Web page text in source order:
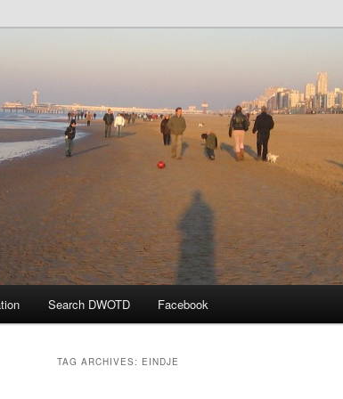
the Day
Search DWOTD Facebook
TAG ARCHIVES: EINDJE